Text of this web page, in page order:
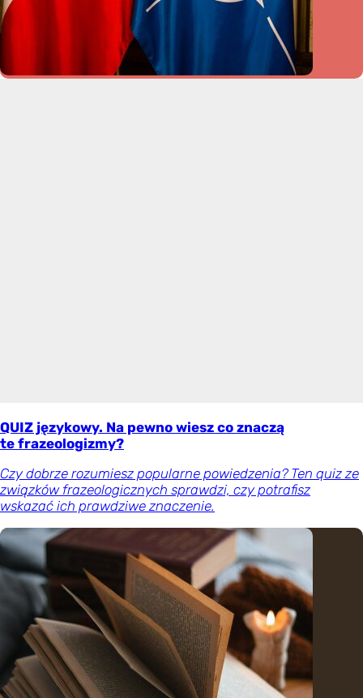
QUIZ językowy. Na pewno wiesz co znaczą
te frazeologizmy?
Czy dobrze rozumiesz popularne powiedzenia? Ten quiz ze
związków frazeologicznych sprawdzi, czy potrafisz
wskazać ich prawdziwe znaczenie.